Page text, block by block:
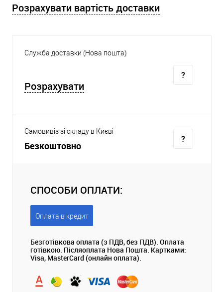
Розрахувати вартість доставки
Служба доставки (Нова пошта)
Розрахувати
Самовивіз зі складу в Києві
Безкоштовно
СПОСОБИ ОПЛАТИ:
Оплата в кредит
Безготівкова оплата (з ПДВ, без ПДВ). Оплата
готівкою. Післяоплата Нова Пошта. Картками:
Visa, MasterCard (онлайн оплата).